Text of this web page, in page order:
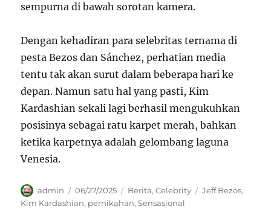
sempurna di bawah sorotan kamera.
Dengan kehadiran para selebritas ternama di
pesta Bezos dan Sánchez, perhatian media
tentu tak akan surut dalam beberapa hari ke
depan. Namun satu hal yang pasti, Kim
Kardashian sekali lagi berhasil mengukuhkan
posisinya sebagai ratu karpet merah, bahkan
ketika karpetnya adalah gelombang laguna
Venesia.
Author
admin
Posted
on
06/27/2025 Categories
Berita,Celebrity Tags
Jeff Bezos,
Kim Kardashian, pernikahan,Sensasional